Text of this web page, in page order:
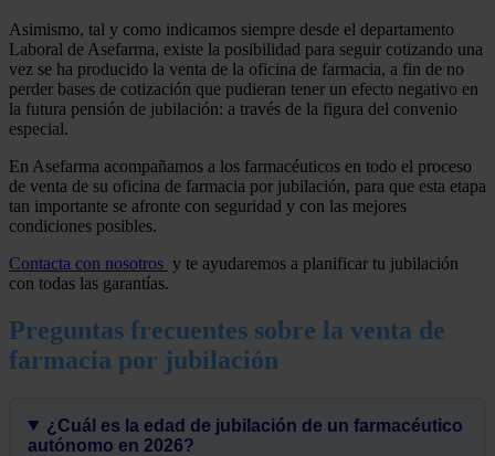
Asimismo, tal y como indicamos siempre desde el departamento
Laboral de Asefarma, existe la posibilidad para seguir cotizando una
vez se ha producido la venta de la oficina de farmacia, a fin de no
perder bases de cotización que pudieran tener un efecto negativo en
la futura pensión de jubilación: a través de la figura del convenio
especial.
En Asefarma acompañamos a los farmacéuticos en todo el proceso
de venta de su oficina de farmacia por jubilación, para que esta etapa
tan importante se afronte con seguridad y con las mejores
condiciones posibles.
Contacta con nosotros y te ayudaremos a planificar tu jubilación
con todas las garantías.
Preguntas frecuentes sobre la venta de
farmacia por jubilación
¿Cuál es la edad de jubilación de un farmacéutico
autónomo en 2026?